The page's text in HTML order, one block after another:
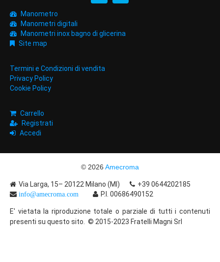
Manometro
Manometri digitali
Manometri inox bagno di glicerina
Site map
Termini e Condizioni di vendita
Privacy Policy
Cookie Policy
Carrello
Registrati
Accedi
© 2026 Amecroma
Via Larga, 15– 20122 Milano (MI) +39 0644202185
info@amecroma.com P.I. 00686490152
E' vietata la riproduzione totale o parziale di tutti i contenuti
presenti su questo sito. © 2015-2023 Fratelli Magni Srl